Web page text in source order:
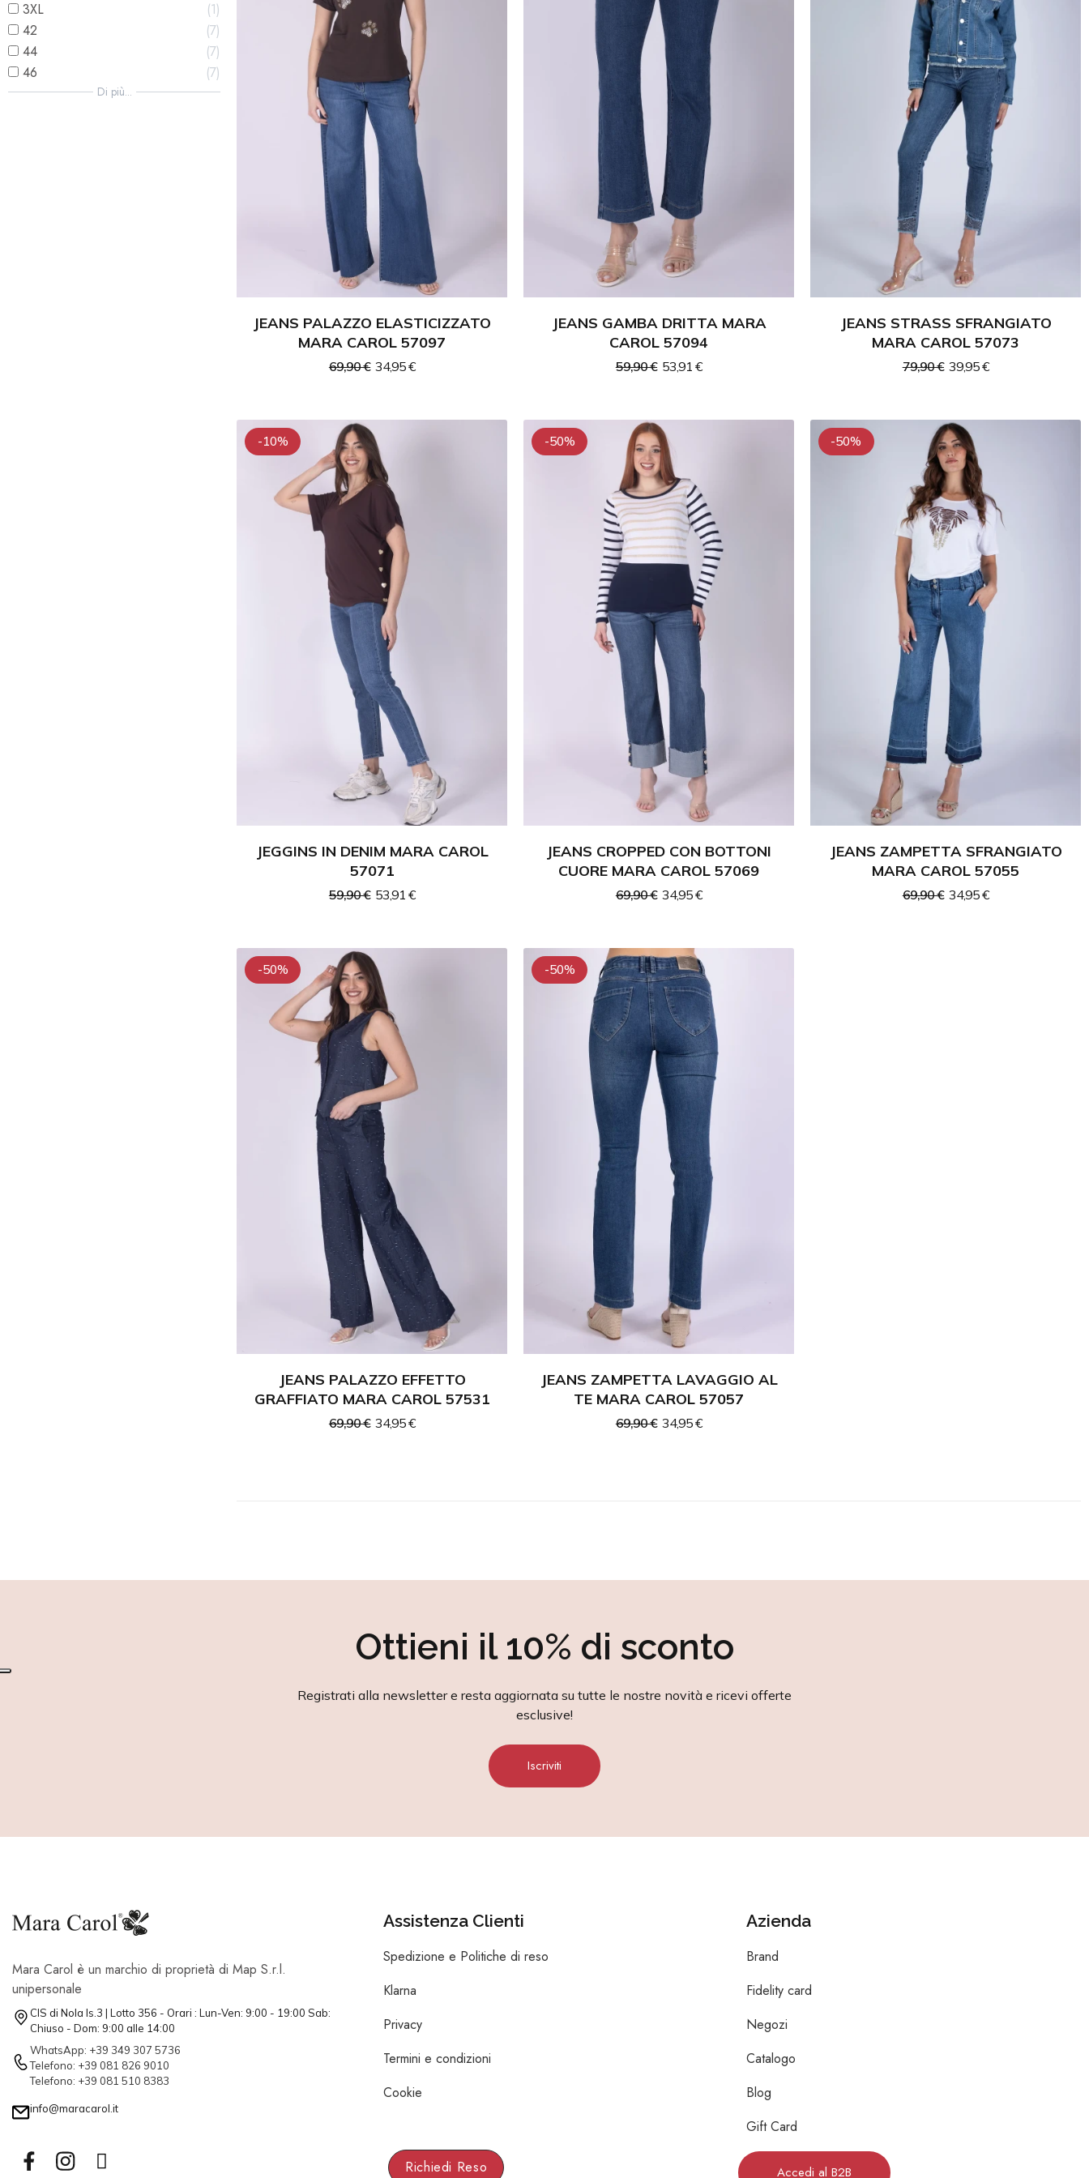
3XL
1
42
7
44
7
46
7
Di più...
altro, tutti pensati per esaltare le tue curve in modo elegante.
Acquista Jeans Donna Online
Con Mara Carol puoi acquistare i tuoi jeans donna comodamente online. Sfoglia la nostra collezione di pantaloni denim donna e trova il modello
perfetto per te. Sia che tu preferisca un taglio classico o moderno, i nostri jeans sono realizzati con cura e attenzione ai dettagli per offrirti capi
resistenti e alla moda. Scegli tra una varietà di lavaggi, colori e tagli per esprimere al meglio il tuo stile.
Jeans Femminili: Un Capo Essenziale
Ogni donna ha bisogno del paio di jeans femminili perfetti, capaci di adattarsi a ogni occasione. La collezione Mara Carol propone jeans che valorizzano
il corpo e offrono il massimo del comfort. Dai donna in jeans dal look casual chic alle donne jeans che cercano modelli sofisticati, i nostri capi sono
pensati per tutte le esigenze, garantendo sempre stile e qualità.
Scopri la collezione Mara Carol di jeans donna e scegli il modello che meglio valorizza la tua femminilità con stile e comfort!
JEANS PALAZZO ELASTICIZZATO
MARA CAROL 57097
69,90 € 34,95 €
JEANS GAMBA DRITTA MARA
CAROL 57094
59,90 € 53,91 €
JEANS STRASS SFRANGIATO
MARA CAROL 57073
79,90 € 39,95 €
-10%
JEGGINS IN DENIM MARA CAROL
57071
59,90 € 53,91 €
-50%
JEANS CROPPED CON BOTTONI
CUORE MARA CAROL 57069
69,90 € 34,95 €
-50%
JEANS ZAMPETTA SFRANGIATO
MARA CAROL 57055
69,90 € 34,95 €
-50%
JEANS PALAZZO EFFETTO
GRAFFIATO MARA CAROL 57531
69,90 € 34,95 €
-50%
JEANS ZAMPETTA LAVAGGIO AL
TE MARA CAROL 57057
69,90 € 34,95 €
Ottieni il 10% di sconto
Registrati alla newsletter e resta aggiornata su tutte le nostre novità e ricevi offerte
esclusive!
Iscriviti
Mara Carol è un marchio di proprietà di Map S.r.l.
unipersonale
CIS di Nola Is.3 | Lotto 356 - Orari : Lun-Ven: 9:00 - 19:00 Sab:
Chiuso - Dom: 9:00 alle 14:00
WhatsApp: +39 349 307 5736
Telefono: +39 081 826 9010
Telefono: +39 081 510 8383
info@maracarol.it
Assistenza Clienti
Spedizione e Politiche di reso
Klarna
Privacy
Termini e condizioni
Cookie
Richiedi Reso
Azienda
Brand
Fidelity card
Negozi
Catalogo
Blog
Gift Card
Accedi al B2B